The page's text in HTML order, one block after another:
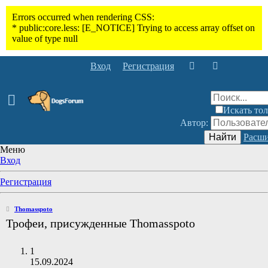
Вход Регистрация
Искать
Автор:
Найти
Меню
Вход
Регистрация
Thomasspoto
Трофеи, присужденные Thomasspoto
1
15.09.2024